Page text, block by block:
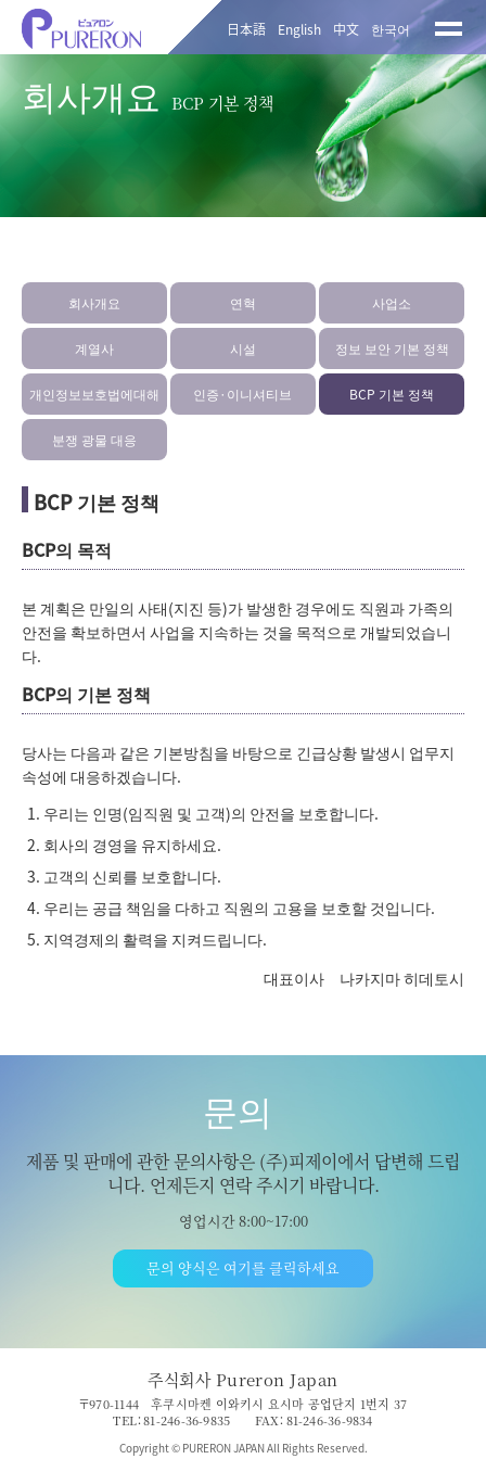
日本語 English 中文 한국어
회사개요 BCP 기본 정책
회사개요 연혁 사업소
계열사 시설 정보 보안 기본 정책
개인정보보호법에대해 인증·이니셔티브 BCP 기본 정책
분쟁 광물 대응
BCP 기본 정책
BCP의 목적
본 계획은 만일의 사태(지진 등)가 발생한 경우에도 직원과 가족의
안전을 확보하면서 사업을 지속하는 것을 목적으로 개발되었습니
다.
BCP의 기본 정책
당사는 다음과 같은 기본방침을 바탕으로 긴급상황 발생시 업무지
속성에 대응하겠습니다.
우리는 인명(임직원 및 고객)의 안전을 보호합니다.
회사의 경영을 유지하세요.
고객의 신뢰를 보호합니다.
우리는 공급 책임을 다하고 직원의 고용을 보호할 것입니다.
지역경제의 활력을 지켜드립니다.
대표이사 나카지마 히데토시
문의
제품 및 판매에 관한 문의사항은 (주)피제이에서 답변해 드립
니다. 언제든지 연락 주시기 바랍니다.
영업시간 8:00~17:00
문의 양식은 여기를 클릭하세요
주식회사 Pureron Japan
〒970-1144 후쿠시마켄 이와키시 요시마 공업단지 1번지 37
TEL：81-246-36-9835 FAX：81-246-36-9834
Copyright © PURERON JAPAN All Rights Reserved.